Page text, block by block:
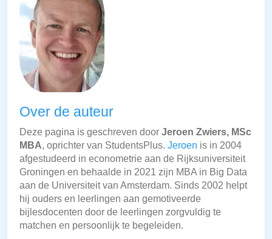
Over de auteur
Deze pagina is geschreven door Jeroen Zwiers, MSc
MBA, oprichter van StudentsPlus. Jeroen is in 2004
afgestudeerd in econometrie aan de Rijksuniversiteit
Groningen en behaalde in 2021 zijn MBA in Big Data
aan de Universiteit van Amsterdam. Sinds 2002 helpt
hij ouders en leerlingen aan gemotiveerde
bijlesdocenten door de leerlingen zorgvuldig te
matchen en persoonlijk te begeleiden.